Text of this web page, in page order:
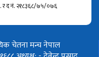
द नं. २१८३६८/७५/०७६
चेतना मन्च नेपाल